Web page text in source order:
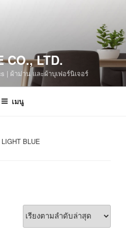
CO., LTD.
| ผ้าม่าน และผ้าบุเฟอร์นิเจอร์
เมนู
BLUE